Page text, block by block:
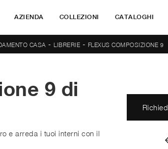
AZIENDA COLLEZIONI CATALOGHI
CASA - LIBRERIE - FLEXUS COMPOSIZIONE 9
9 di
e arreda i tuoi interni con il